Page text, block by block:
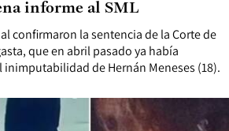
confirmaron la sentencia de la Corte de
que en abril pasado ya había
de Hernán Meneses (18).
informe al SML